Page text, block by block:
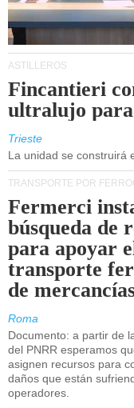
ASTILLEROS
Fincantieri
ultralujo para
Trieste
La unidad se construirá
TRANSPORTE POR
Fermerci
búsqueda de
para apoyar
transporte
de
Roma
Documento: a partir de
del PNRR esperamos
asignen recursos para
daños que están
operadores.